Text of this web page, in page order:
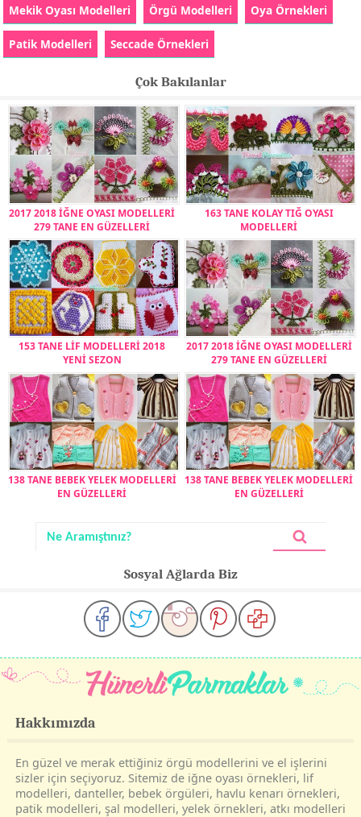
Mekik Oyası Modelleri Örgü Modelleri Oya Örnekleri
Patik Modelleri Seccade Örnekleri
Çok Bakılanlar
2017 2018 İĞNE OYASI MODELLERİ
279 TANE EN GÜZELLERİ
163 TANE KOLAY TIĞ OYASI
MODELLERİ
153 TANE LİF MODELLERİ 2018
YENİ SEZON
2017 2018 İĞNE OYASI MODELLERİ
279 TANE EN GÜZELLERİ
138 TANE BEBEK YELEK MODELLERİ
EN GÜZELLERİ
138 TANE BEBEK YELEK MODELLERİ
EN GÜZELLERİ
Sosyal Ağlarda Biz
Hakkımızda
En güzel ve merak ettiğiniz örgü modellerini ve el işlerini
sizler için seçiyoruz. Sitemiz de iğne oyası örnekleri, lif
modelleri, danteller, bebek örgüleri, havlu kenarı örnekleri,
patik modelleri, şal modelleri, yelek örnekleri, atkı modelleri